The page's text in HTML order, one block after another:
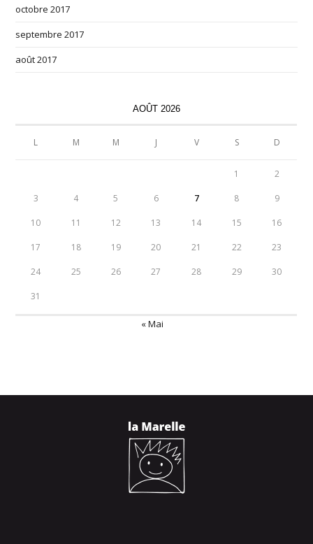
octobre 2017
septembre 2017
août 2017
AOÛT 2026
L M M J V S D
1 2
3 4 5 6 7 8 9
10 11 12 13 14 15 16
17 18 19 20 21 22 23
24 25 26 27 28 29 30
31
« Mai